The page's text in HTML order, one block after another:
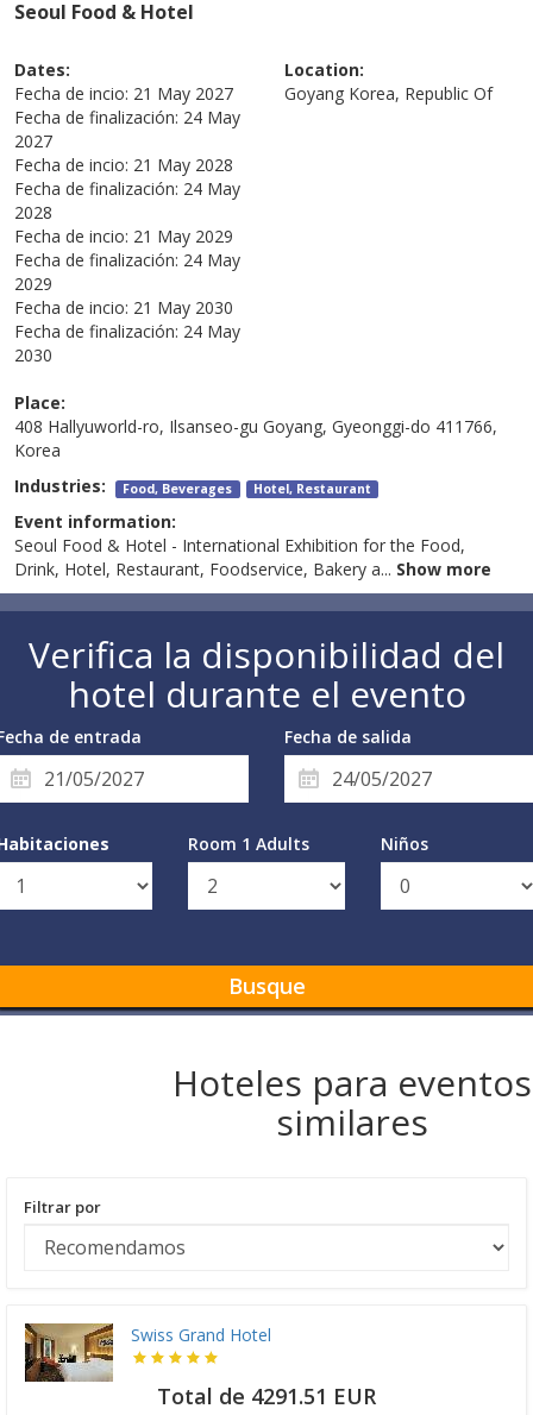
Seoul Food & Hotel
Dates:
Fecha de incio: 21 May 2027
Fecha de finalización: 24 May
2027
Fecha de incio: 21 May 2028
Fecha de finalización: 24 May
2028
Fecha de incio: 21 May 2029
Fecha de finalización: 24 May
2029
Fecha de incio: 21 May 2030
Fecha de finalización: 24 May
2030
Location:
Goyang Korea, Republic Of
Place:
408 Hallyuworld-ro, Ilsanseo-gu Goyang, Gyeonggi-do 411766,
Korea
Industries: Food, Beverages Hotel, Restaurant
Event information:
Seoul Food & Hotel - International Exhibition for the Food,
Drink, Hotel, Restaurant, Foodservice, Bakery a... Show more
Verifica la disponibilidad del
hotel durante el evento
de entrada Fecha de salida
Room 1 Adults Niños
Busque
Hoteles para eventos
similares
Filtrar por
Swiss Grand Hotel
Total de 4291.51 EUR